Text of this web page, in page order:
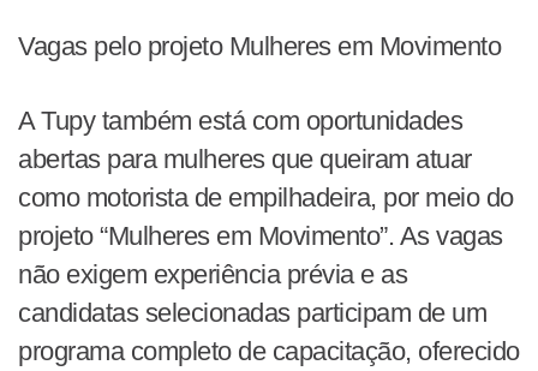
Vagas pelo projeto Mulheres em Movimento
A Tupy também está com oportunidades
abertas para mulheres que queiram atuar
como motorista de empilhadeira, por meio do
projeto “Mulheres em Movimento”. As vagas
não exigem experiência prévia e as
candidatas selecionadas participam de um
programa completo de capacitação, oferecido